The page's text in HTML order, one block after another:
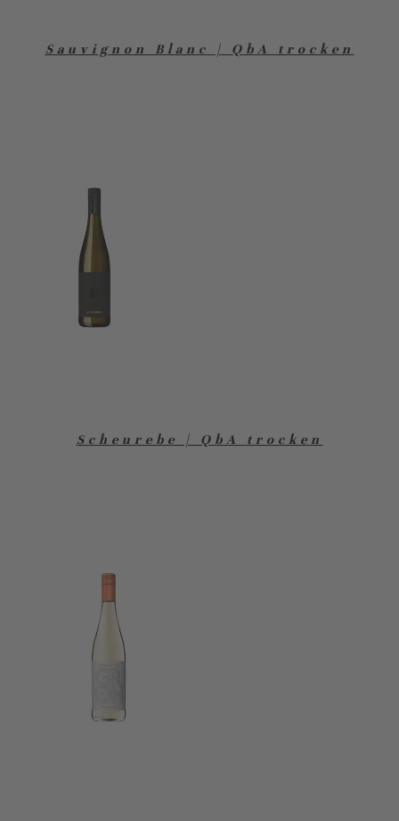
Sauvignon Blanc | QbA trocken
Scheurebe | QbA trocken